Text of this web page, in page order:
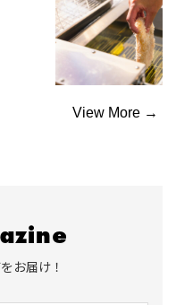
View More →
お届け！